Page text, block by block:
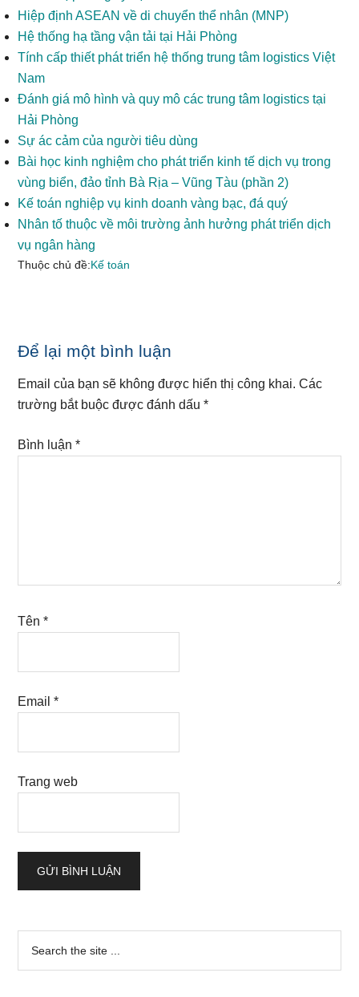
Hiệp định ASEAN về di chuyển thể nhân (MNP)
Hệ thống hạ tầng vận tải tại Hải Phòng
Tính cấp thiết phát triển hệ thống trung tâm logistics Việt
Nam
Đánh giá mô hình và quy mô các trung tâm logistics tại
Hải Phòng
Sự ác cảm của người tiêu dùng
Bài học kinh nghiệm cho phát triển kinh tế dịch vụ trong
vùng biển, đảo tỉnh Bà Rịa – Vũng Tàu (phần 2)
Kế toán nghiệp vụ kinh doanh vàng bạc, đá quý
Nhân tố thuộc về môi trường ảnh hưởng phát triển dịch
vụ ngân hàng
Thuộc chủ đề:Kế toán
Reader
Interactions
Để lại một bình luận
Email của bạn sẽ không được hiển thị công khai. Các
trường bắt buộc được đánh dấu*
Bình luận*
Tên*
Email*
Trang web
Sidebar
chính